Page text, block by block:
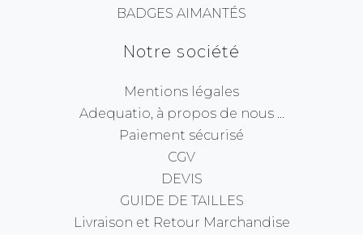
BADGES AIMANTÉS
Notre société
Mentions légales
Adequatio, à propos de nous ...
Paiement sécurisé
CGV
DEVIS
GUIDE DE TAILLES
Livraison et Retour Marchandise